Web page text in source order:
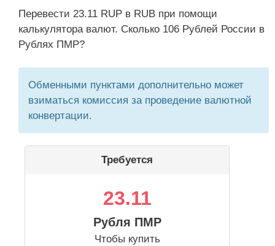
Перевести 23.11 RUP в RUB при помощи
калькулятора валют. Сколько 106 Рублей России в
Рублях ПМР?
Обменными пунктами дополнительно может
взиматься комиссия за проведение валютной
конвертации.
Требуется
23.11
Рубля ПМР
Чтобы купить